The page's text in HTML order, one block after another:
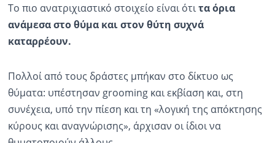
Το πιο ανατριχιαστικό στοιχείο είναι ότιτα όρια
ανάμεσα στο θύμα και στον θύτη συχνά
καταρρέουν.
Πολλοί από τους δράστες μπήκαν στο δίκτυο ως
θύματα: υπέστησαν grooming και εκβίαση και, στη
συνέχεια, υπό την πίεση και τη «λογική της απόκτησης
κύρους και αναγνώρισης», άρχισαν οι ίδιοι να